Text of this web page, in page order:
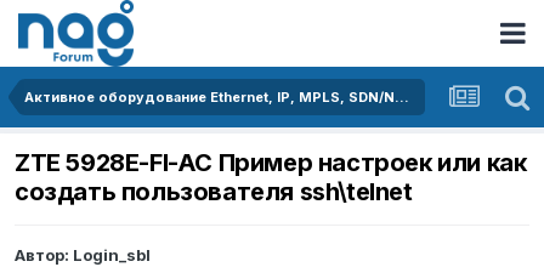
Активное оборудование Ethernet, IP, MPLS, SDN/NFV...
ZTE 5928E-FI-AC Пример настроек или как
создать пользователя ssh\telnet
Автор: Login_sbl